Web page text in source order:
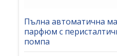
Пълна автоматична
парфюм с
помпа